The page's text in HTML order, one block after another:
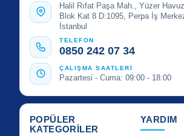
Halil Rıfat Paşa Mah., Yüzer
Blok Kat 8 D:1095, Perpa İş
İstanbul
TELEFON
0850 242 07 34
ÇALIŞMA SAATLERİ
Pazartesi - Cuma: 09:00 - 18:00
POPÜLER
KATEGORİLER
YARDIM